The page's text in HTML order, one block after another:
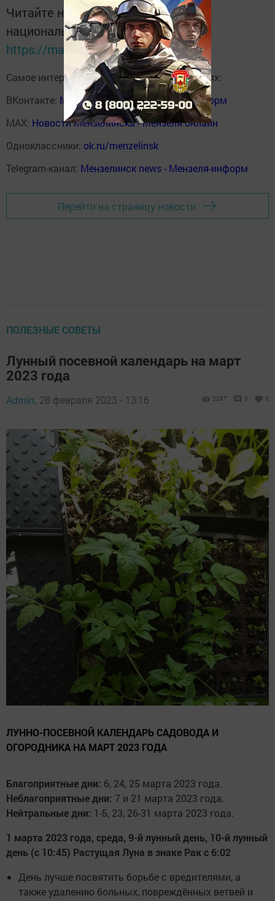
Читайте новости Татарстана в
национальном мессенджере MАХ:
https://max.ru/tatmedia
Самое интересное в наших социальных сетях:
ВКонтакте: Мензелинск news - Мензеля-информ
MAX: Новости Мензелинска - Мензеля онлайн
Одноклассники: ok.ru/menzelinsk
Telegram-канал: Мензелинск news - Мензеля-информ
Перейти на страницу новости
ПОЛЕЗНЫЕ СОВЕТЫ
Лунный посевной календарь на март
2023 года
Admin, 28 февраля 2023 - 13:16 2267 0 0
ЛУННО-ПОСЕВНОЙ КАЛЕНДАРЬ САДОВОДА И
ОГОРОДНИКА НА МАРТ 2023 ГОДА
Благоприятные дни: 6, 24, 25 марта 2023 года.
Неблагоприятные дни: 7 и 21 марта 2023 года.
Нейтральные дни: 1-5, 23, 26-31 марта 2023 года.
1 марта 2023 года, среда, 9-й лунный день, 10-й лунный
день (с 10:45) Растущая Луна в знаке Рак с 6:02
День лучше посвятить борьбе с вредителями, а
также удалению больных, повреждённых ветвей и